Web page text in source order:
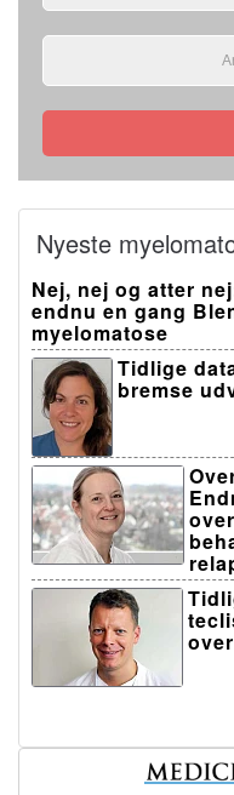
Nyeste
Nej, nej og atter
endnu en gang
myelomatose
Tidlige
bremse